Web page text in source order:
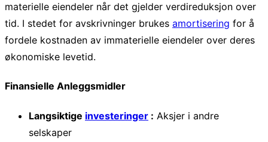
materielle eiendeler når det gjelder verdireduksjon over
tid. I stedet for avskrivninger brukes amortisering for å
fordele kostnaden av immaterielle eiendeler over deres
økonomiske levetid.
Finansielle Anleggsmidler
Langsiktige investeringer : Aksjer i andre
selskaper